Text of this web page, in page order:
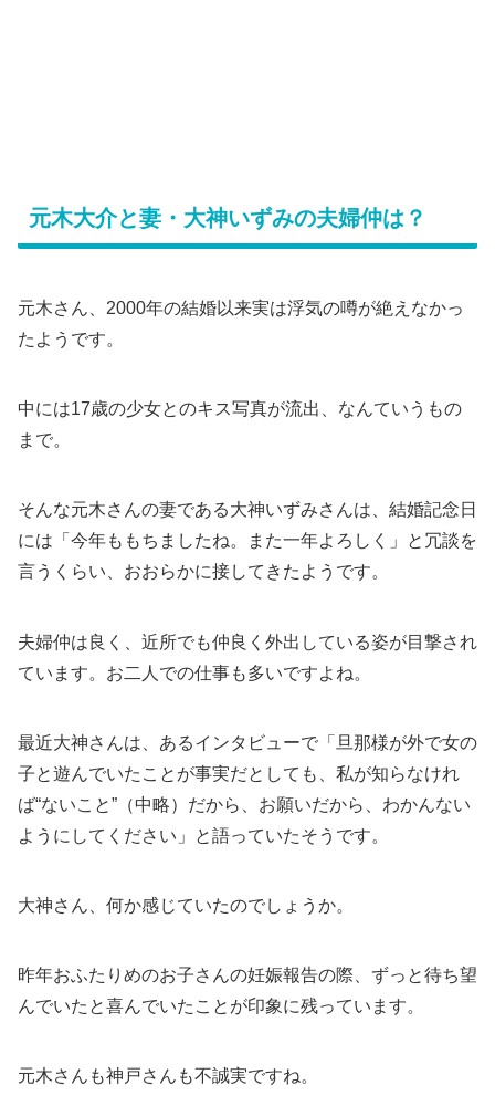
元木大介と妻・大神いずみの夫婦仲は？
元木さん、2000年の結婚以来実は浮気の噂が絶えなかっ
たようです。
中には17歳の少女とのキス写真が流出、なんていうもの
まで。
そんな元木さんの妻である大神いずみさんは、結婚記念日
には「今年ももちましたね。また一年よろしく」と冗談を
言うくらい、おおらかに接してきたようです。
夫婦仲は良く、近所でも仲良く外出している姿が目撃され
ています。お二人での仕事も多いですよね。
最近大神さんは、あるインタビューで「旦那様が外で女の
子と遊んでいたことが事実だとしても、私が知らなけれ
ば“ないこと”（中略）だから、お願いだから、わかんない
ようにしてください」と語っていたそうです。
大神さん、何か感じていたのでしょうか。
昨年おふたりめのお子さんの妊娠報告の際、ずっと待ち望
んでいたと喜んでいたことが印象に残っています。
元木さんも神戸さんも不誠実ですね。